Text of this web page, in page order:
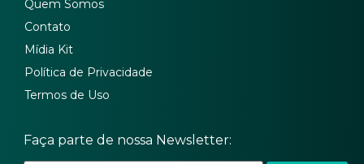
Quem Somos
Contato
Mídia Kit
Política de Privacidade
Termos de Uso
Faça parte de nossa Newsletter: